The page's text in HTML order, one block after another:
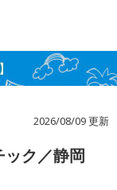
2026/08/09 更新
ク／静岡